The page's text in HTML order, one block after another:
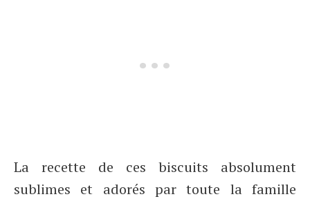
La recette de ces biscuits absolument
sublimes et adorés par toute la famille